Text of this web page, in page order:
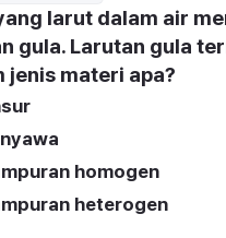
larut dalam air
gula. Larutan gula
jenis materi apa?
homogen
heterogen